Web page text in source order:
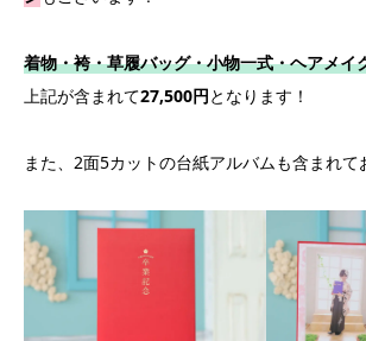
着物・袴・草履バッグ・小物一式・ヘアメイ
上記が含まれて27,500円となります！
また、2面5カットの台紙アルバムも含まれて